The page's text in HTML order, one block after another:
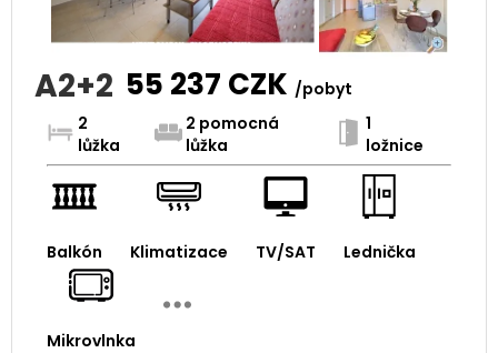
A2+2 55 237 CZK /pobyt
2
lůžka
2 pomocná
lůžka
1
ložnice
Balkón Klimatizace TV/SAT Lednička
Mikrovlnka